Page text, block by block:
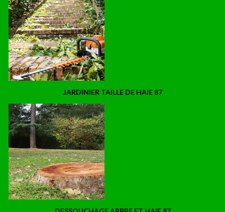
JARDINIER TAILLE DE HAIE 87